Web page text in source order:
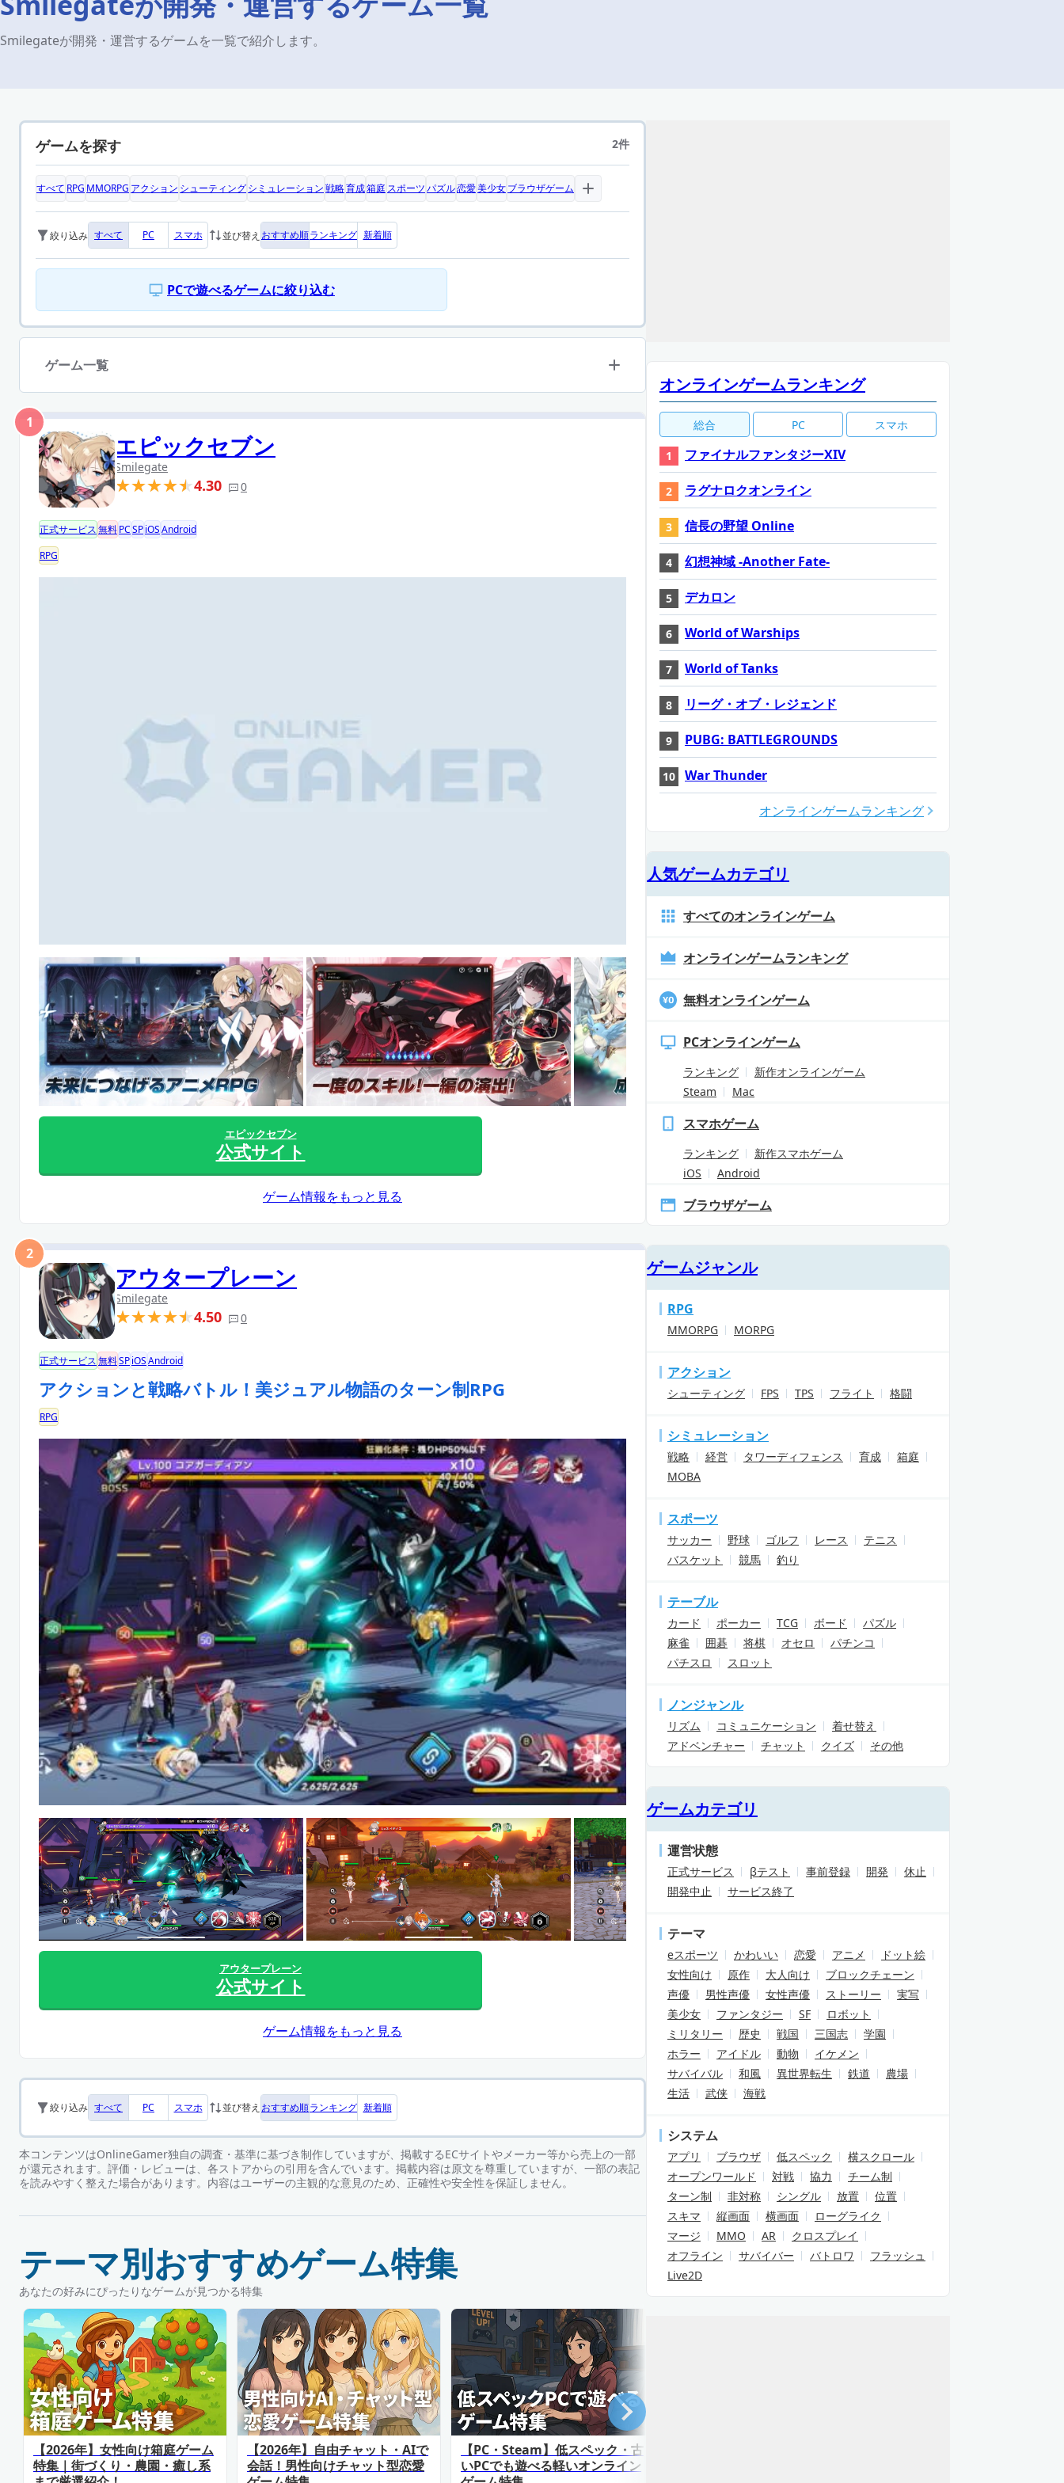
Smilegateが開発・運営するゲームを一覧で紹介します。
ゲームを探す 2件
すべて RPG MMORPG アクション シューティングシミュレーション戦略育成箱庭 スポーツパズル恋愛美少女ブラウザゲーム
絞り込み すべて PC スマホ 並び替え おすすめ順ランキング 新着順
PCで遊べるゲームに絞り込む
ゲーム一覧
エピックセブン
Smilegate
4.30 0
1
正式サービス無料PCSPiOSAndroid
RPG
エピックセブン
公式サイト
ゲーム情報をもっと見る
アウタープレーン
Smilegate
4.50 0
2
正式サービス無料SPiOSAndroid
アクションと戦略バトル！美ジュアル物語のターン制RPG
RPG
アウタープレーン
公式サイト
ゲーム情報をもっと見る
絞り込み すべて PC スマホ 並び替え おすすめ順ランキング 新着順
本コンテンツはOnlineGamer独自の調査・基準に基づき制作していますが、掲載するECサイトやメーカー等から売上の一部
が還元されます。評価・レビューは、各ストアからの引用を含んでいます。掲載内容は原文を尊重していますが、一部の表記
を読みやすく整えた場合があります。内容はユーザーの主観的な意見のため、正確性や安全性を保証しません。
テーマ別おすすめゲーム特集
あなたの好みにぴったりなゲームが見つかる特集
【2026年】女性向け箱庭ゲーム
特集｜街づくり・農園・癒し系
【2026年】自由チャット・AIで
会話！男性向けチャット型恋愛
【PC・Steam】低スペック・古
いPCでも遊べる軽いオンライン
オンラインゲームランキング
総合 PC スマホ
ファイナルファンタジーXIV
ラグナロクオンライン
信長の野望 Online
幻想神域 -Another Fate-
デカロン
World of Warships
World of Tanks
リーグ・オブ・レジェンド
PUBG: BATTLEGROUNDS
War Thunder
オンラインゲームランキング
人気ゲームカテゴリ
すべてのオンラインゲーム
オンラインゲームランキング
無料オンラインゲーム
PCオンラインゲーム
ランキング
新作オンラインゲーム
Steam
Mac
スマホゲーム
ランキング
新作スマホゲーム
iOS
Android
ブラウザゲーム
ゲームジャンル
RPG
MMORPG MORPG
アクション
シューティング FPS TPS フライト 格闘
シミュレーション
戦略 経営 タワーディフェンス 育成
箱庭
MOBA
スポーツ
サッカー 野球 ゴルフ レース
テニス
バスケット
競馬 釣り
テーブル
カード ポーカー TCG ボード
パズル
麻雀
囲碁 将棋 オセロ
パチンコ
パチスロ
スロット
ノンジャンル
リズム コミュニケーション
着せ替え
アドベンチャー
チャット クイズ その他
ゲームカテゴリ
運営状態
正式サービス βテスト 事前登録 開発
休止
開発中止
サービス終了
テーマ
eスポーツ かわいい 恋愛 アニメ
ドット絵
女性向け
原作 大人向け
ブロックチェーン
声優
男性声優 女性声優 ストーリー
実写
美少女
ファンタジー SF
ロボット
ミリタリー
歴史 戦国 三国志
学園
ホラー
アイドル 動物
イケメン
サバイバル
和風 異世界転生 鉄道
農場
生活
武侠 海戦
システム
アプリ ブラウザ 低スペック
横スクロール
オープンワールド
対戦 協力
チーム制
ターン制
非対称 シングル 放置
位置
スキマ
縦画面 横画面
ローグライク
マージ
MMO AR
クロスプレイ
オフライン
サバイバー バトロワ
フラッシュ
Live2D